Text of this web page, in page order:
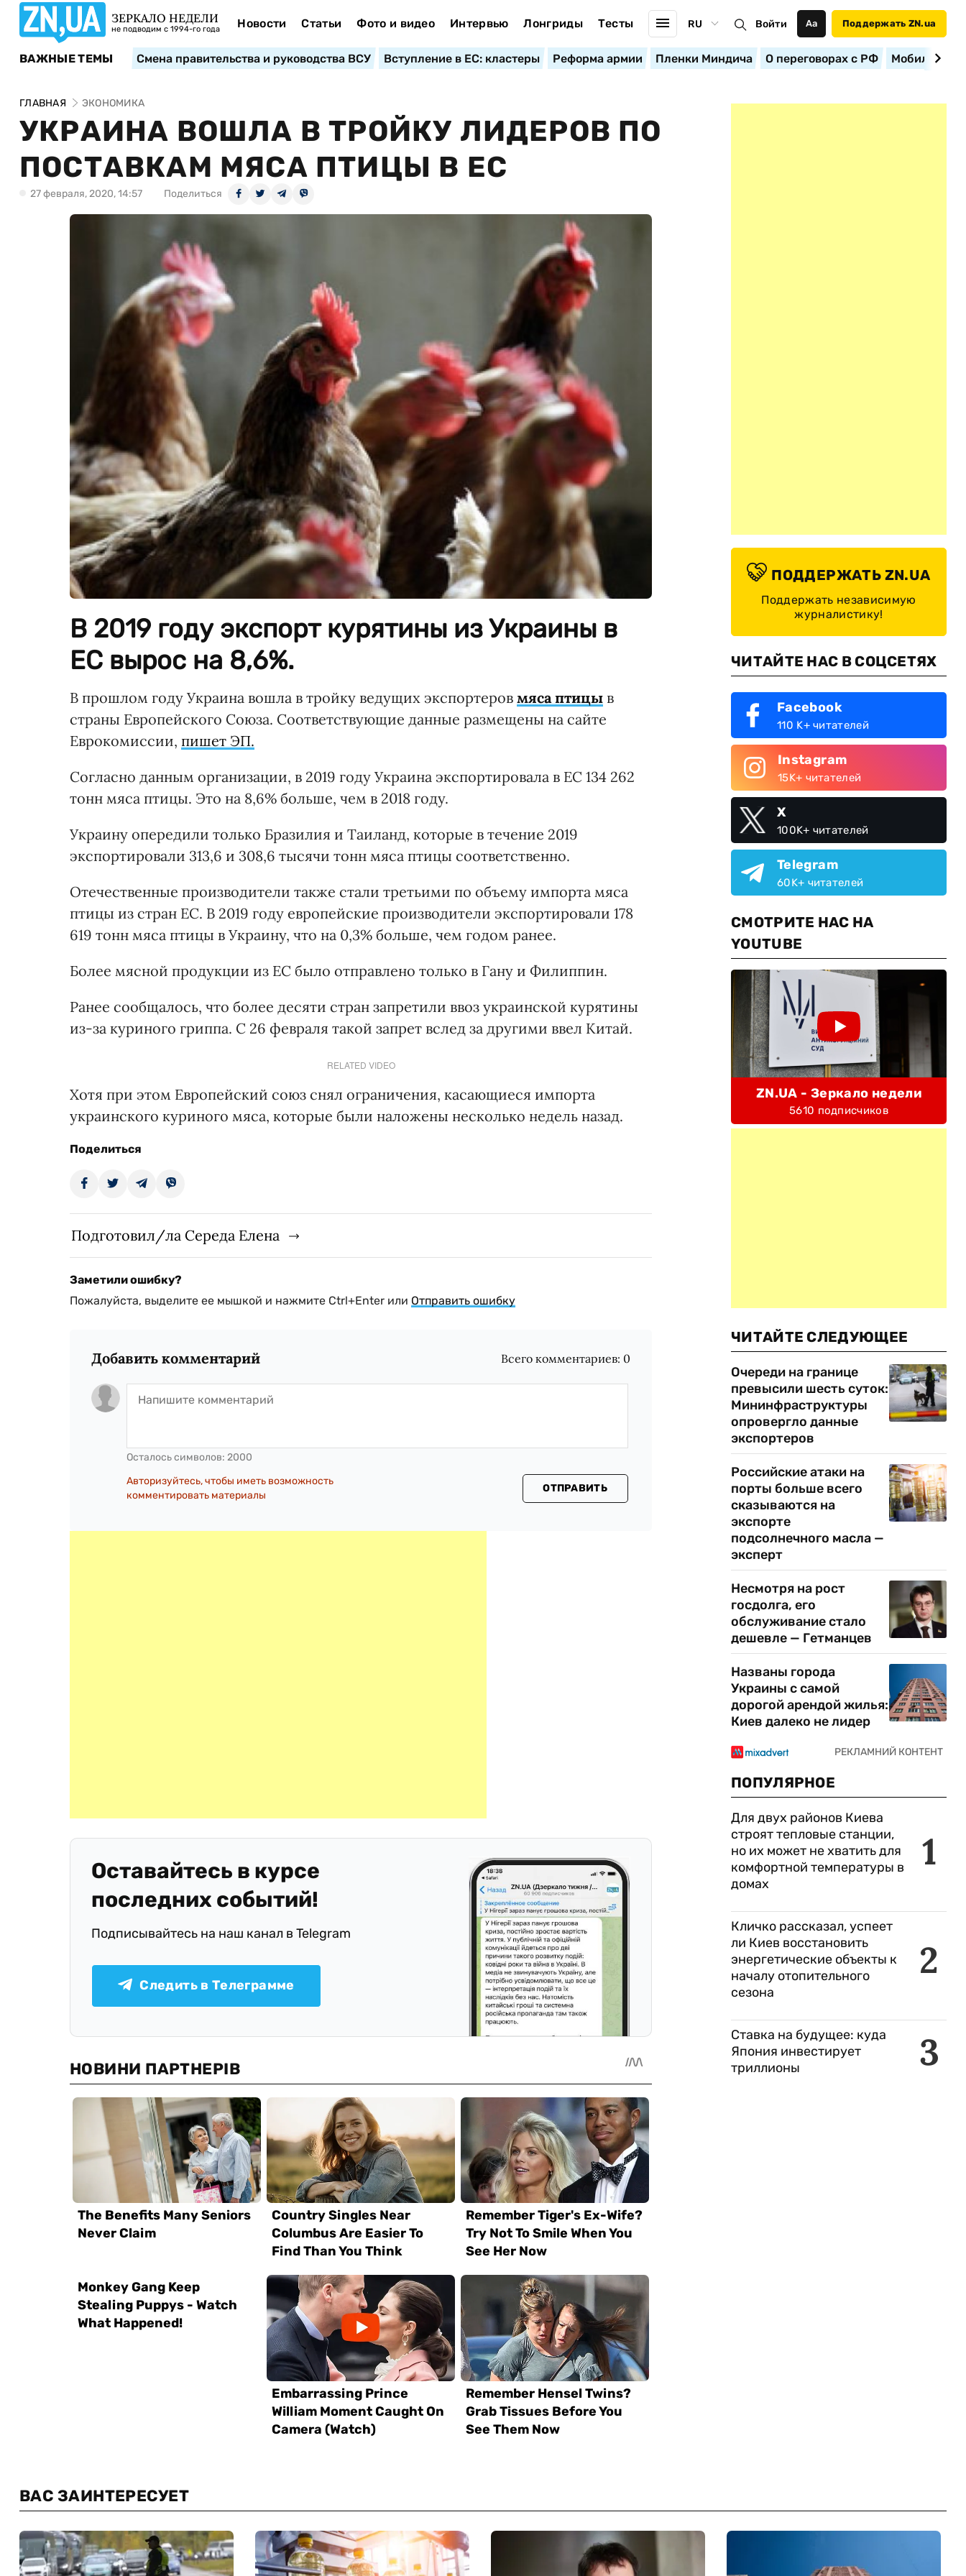
ЗЕРКАЛО НЕДЕЛИ
не подводим с 1994-го года Новости Статьи Фото и видео Интервью Лонгриды Тесты RU Войти Аа Поддержать ZN.ua
ВАЖНЫЕ ТЕМЫ Смена правительства и руководства ВСУ Вступление в ЕС: кластеры Реформа армии Пленки Миндича О переговорах с РФ
ГЛАВНАЯ ЭКОНОМИКА
УКРАИНА ВОШЛА В ТРОЙКУ ЛИДЕРОВ ПО
ПОСТАВКАМ МЯСА ПТИЦЫ В ЕС
27 февраля, 2020, 14:57 Поделиться
В 2019 году экспорт курятины из Украины в
ЕС вырос на 8,6%.
В прошлом году Украина вошла в тройку ведущих экспортеров мяса птицы в
страны Европейского Союза. Соответствующие данные размещены на сайте
Еврокомиссии, пишет ЭП.
Согласно данным организации, в 2019 году Украина экспортировала в ЕС 134 262
тонн мяса птицы. Это на 8,6% больше, чем в 2018 году.
Украину опередили только Бразилия и Таиланд, которые в течение 2019
экспортировали 313,6 и 308,6 тысячи тонн мяса птицы соответственно.
Отечественные производители также стали третьими по объему импорта мяса
птицы из стран ЕС. В 2019 году европейские производители экспортировали 178
619 тонн мяса птицы в Украину, что на 0,3% больше, чем годом ранее.
Более мясной продукции из ЕС было отправлено только в Гану и Филиппин.
Ранее сообщалось, что более десяти стран запретили ввоз украинской курятины
из-за куриного гриппа. С 26 февраля такой запрет вслед за другими ввел Китай.
RELATED VIDEO
Хотя при этом Европейский союз снял ограничения, касающиеся импорта
украинского куриного мяса, которые были наложены несколько недель назад.
Поделиться
Подготовил/ла Середа Елена
Заметили ошибку?
Пожалуйста, выделите ее мышкой и нажмите Ctrl+Enter или Отправить ошибку
Добавить комментарий Всего комментариев: 0
Осталось символов: 2000
Авторизуйтесь, чтобы иметь возможность
комментировать материалы
ОТПРАВИТЬ
Оставайтесь в курсе
последних событий!
Подписывайтесь на наш канал в Telegram
Следить в Телеграмме
ПОДДЕРЖАТЬ ZN.UA
Поддержать независимую
журналистику!
ЧИТАЙТЕ НАС В СОЦСЕТЯХ
Facebook
110 K+ читателей
Instagram
15K+ читателей
X
100K+ читателей
Telegram
60K+ читателей
СМОТРИТЕ НАС НА
YOUTUBE
ZN.UA - Зеркало недели
5610 подписчиков
ЧИТАЙТЕ СЛЕДУЮЩЕЕ
Очереди на границе
превысили шесть суток:
Мининфраструктуры
опровергло данные
экспортеров
Российские атаки на
порты больше всего
сказываются на
экспорте
подсолнечного масла —
эксперт
Несмотря на рост
госдолга, его
обслуживание стало
дешевле — Гетманцев
Названы города
Украины с самой
дорогой арендой жилья:
Киев далеко не лидер
ПОПУЛЯРНОЕ
1
Для двух районов Киева
строят тепловые станции,
но их может не хватить для
комфортной температуры в
домах
2
Кличко рассказал, успеет
ли Киев восстановить
энергетические объекты к
началу отопительного
сезона
3
Ставка на будущее: куда
Япония инвестирует
триллионы
ВАС ЗАИНТЕРЕСУЕТ